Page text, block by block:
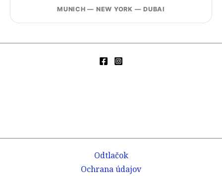
MUNICH — NEW YORK — DUBAI
Odtlačok
Ochrana údajov